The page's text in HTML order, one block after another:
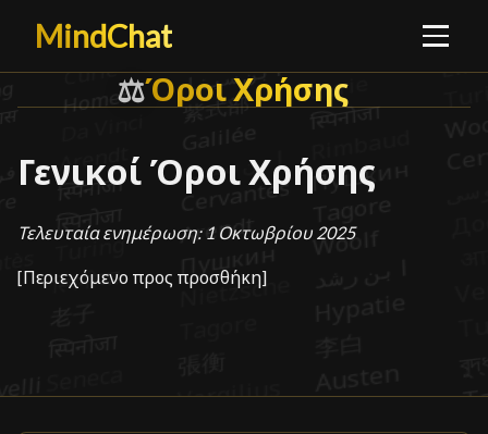
MindChat
⚖️Όροι Χρήσης
Όροι Χρήσης
Γενικοί Όροι Χρήσης
Τελευταία ενημέρωση: 1 Οκτωβρίου 2025
[Περιεχόμενο προς προσθήκη]